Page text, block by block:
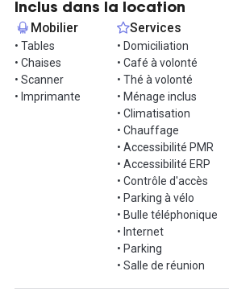
Quelle que soit l'heure de la journée, la
valeur fondamentale de cet
nous contacter afin de convenir d'une visite.
Inclus dans la location
Mobilier
• Tables
• Chaises
• Scanner
• Imprimante
Services
• Domiciliation
• Café à volonté
• Thé à volonté
• Ménage inclus
• Climatisation
• Chauffage
• Accessibilité PMR
• Accessibilité ERP
• Contrôle d'accès
• Parking à vélo
• Bulle téléphonique
• Internet
• Parking
• Salle de réunion